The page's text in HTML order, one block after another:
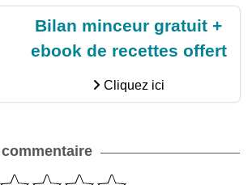
Bilan minceur gratuit +
ebook de recettes offert
Cliquez ici